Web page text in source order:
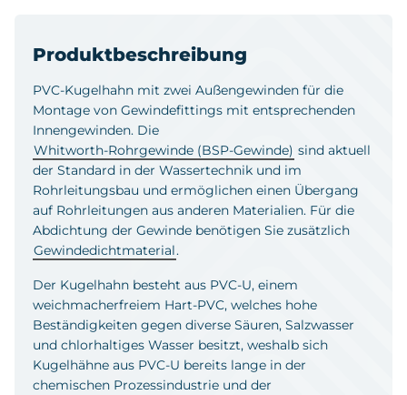
Produktbeschreibung
PVC-Kugelhahn mit zwei Außengewinden für die
Montage von Gewindefittings mit entsprechenden
Innengewinden. Die
Whitworth-Rohrgewinde (BSP-Gewinde) sind aktuell
der Standard in der Wassertechnik und im
Rohrleitungsbau und ermöglichen einen Übergang
auf Rohrleitungen aus anderen Materialien. Für die
Abdichtung der Gewinde benötigen Sie zusätzlich
Gewindedichtmaterial.
Der Kugelhahn besteht aus PVC-U, einem
weichmacherfreiem Hart-PVC, welches hohe
Beständigkeiten gegen diverse Säuren, Salzwasser
und chlorhaltiges Wasser besitzt, weshalb sich
Kugelhähne aus PVC-U bereits lange in der
chemischen Prozessindustrie und der